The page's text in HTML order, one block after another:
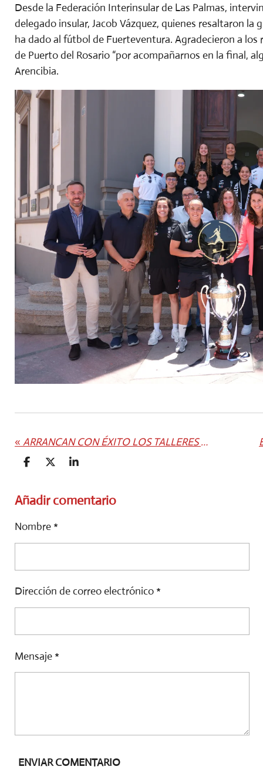
Desde la Federación Interinsular de Las Palmas,
delegado insular, Jacob Vázquez, quienes resaltaron la
ha dado al fútbol de Fuerteventura. Agradecieron a
de Puerto del Rosario “por acompañarnos en la final,
Arencibia.
« ARRANCAN CON ÉXITO LOS TALLERES DE BAILE TRADICIONAL DENTRO DEL PROGRAMA ‘MAYO 100% CANARIAS’ DEL CABILDO DE FUERTEVENTURA
C
P
A
T
I
C
P
A
T
I
C
P
A
I
Añadir comentario
Nombre *
Dirección de correo electrónico *
Mensaje *
ENVIAR COMENTARIO